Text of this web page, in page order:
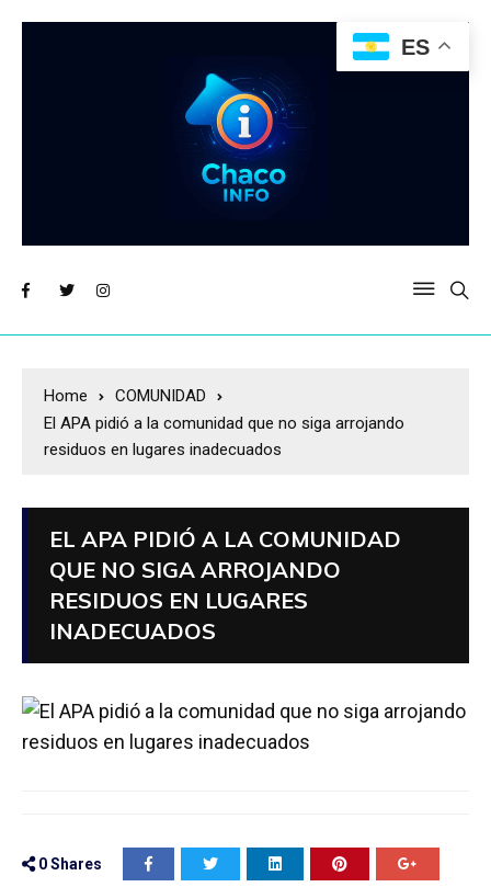
Home
COMUNIDAD
El APA pidió a la comunidad que no siga arrojando
residuos en lugares inadecuados
EL APA PIDIÓ A LA COMUNIDAD
QUE NO SIGA ARROJANDO
RESIDUOS EN LUGARES
INADECUADOS
0Shares
ES